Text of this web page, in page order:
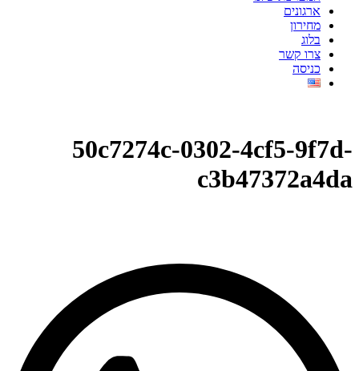
ארגונים
מחירון
בלוג
צרו קשר
כניסה
50c7274c-0302-4cf5-9f7d-
c3b47372a4da